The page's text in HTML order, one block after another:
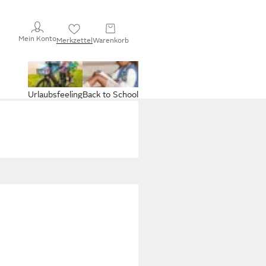
Mein KontoMerkzettelWarenkorb
Back to School
Urlaubsfeeling